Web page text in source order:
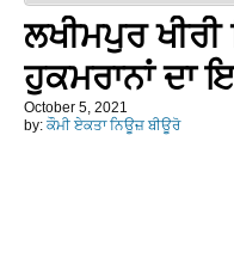
ਲਖੀਮਪੁਰ
ਹੁਕਮਰਾਨਾਂ ਦਾ
October 5, 2021
by: ਕੌਮੀ ਏਕਤਾ ਨਿਊਜ਼ ਬੀਊਰੋ